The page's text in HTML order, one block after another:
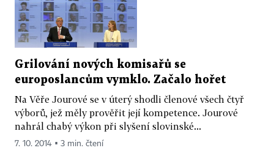
Grilování nových komisařů se
europoslancům vymklo. Začalo hořet
Na Věře Jourové se v úterý shodli členové všech čtyř
výborů, jež měly prověřit její kompetence. Jourové
nahrál chabý výkon při slyšení slovinské...
7. 10. 2014 ▪ 3 min. čtení